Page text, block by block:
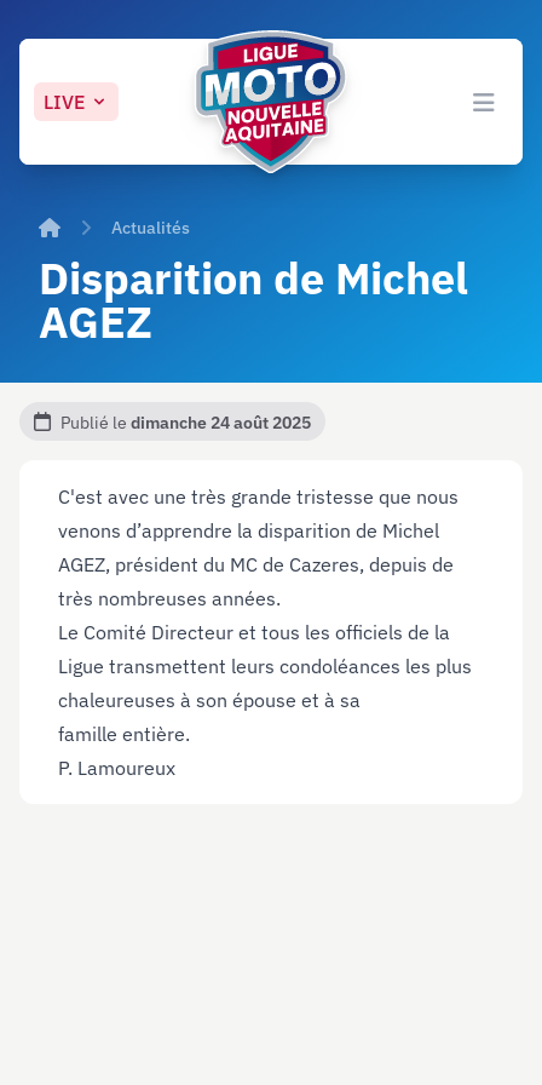
LIVE
Ligue Moto Nouvelle-Aquitaine Open
AccueilActualités
Disparition de Michel
AGEZ
Publié le dimanche 24 août 2025
C'est avec une très grande tristesse que nous
venons d’apprendre la disparition de Michel
AGEZ, président du MC de Cazeres, depuis de
très nombreuses années.
Le Comité Directeur et tous les officiels de la
Ligue transmettent leurs condoléances les plus
chaleureuses à son épouse et à sa
famille entière.
P. Lamoureux